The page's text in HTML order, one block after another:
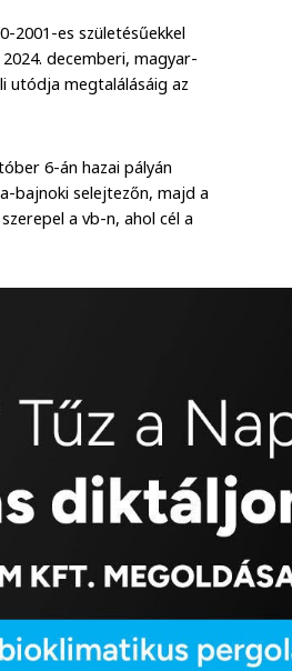
2001-es születésűekkel
decemberi, magyar-
utódja megtalálásáig az
6-án hazai pályán
bajnoki selejtezőn, majd a
a vb-n, ahol cél a